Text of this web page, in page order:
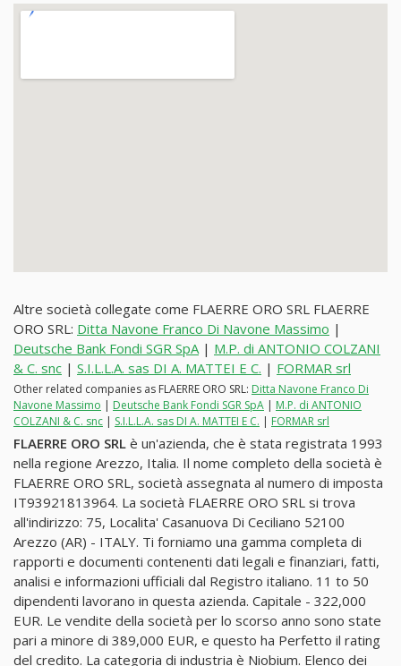
Altre società collegate come FLAERRE ORO SRL FLAERRE
ORO SRL: Ditta Navone Franco Di Navone Massimo |
Deutsche Bank Fondi SGR SpA| M.P. di ANTONIO COLZANI
& C. snc | S.I.L.L.A. sas DI A. MATTEI E C. | FORMAR srl
Other related companies as FLAERRE ORO SRL: Ditta Navone Franco Di
Navone Massimo | Deutsche Bank Fondi SGR SpA | M.P. di ANTONIO
COLZANI & C. snc | S.I.L.L.A. sas DI A. MATTEI E C. | FORMAR srl
FLAERRE ORO SRL è un'azienda, che è stata registrata 1993
nella regione Arezzo, Italia. Il nome completo della società è
FLAERRE ORO SRL, società assegnata al numero di imposta
IT93921813964. La società FLAERRE ORO SRL si trova
all'indirizzo: 75, Localita' Casanuova Di Ceciliano 52100
Arezzo (AR) - ITALY. Ti forniamo una gamma completa di
rapporti e documenti contenenti dati legali e finanziari, fatti,
analisi e informazioni ufficiali dal Registro italiano. 11 to 50
dipendenti lavorano in questa azienda. Capitale - 322,000
EUR. Le vendite della società per lo scorso anno sono state
pari a minore di 389,000 EUR, e questo ha Perfetto il rating
del credito. La categoria di industria è Niobium. Elenco dei